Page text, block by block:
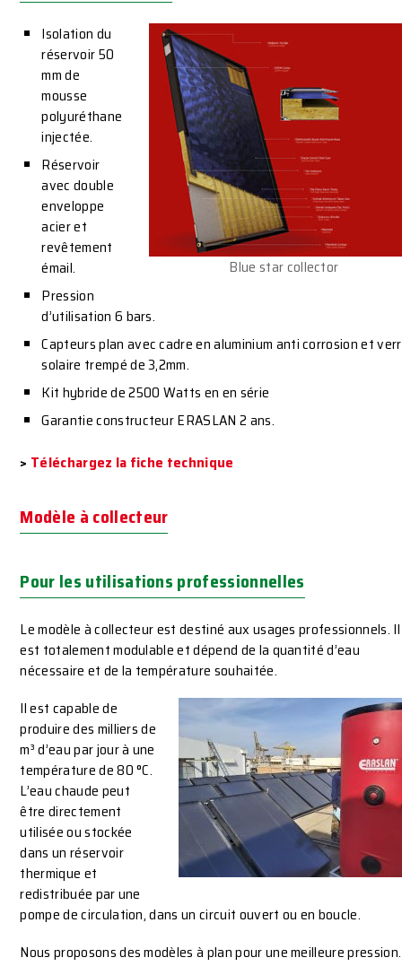
Blue star collector
Isolation du
réservoir 50
mm de
mousse
polyuréthane
injectée.
Réservoir
avec double
enveloppe
acier et
revêtement
émail.
Pression
d’utilisation 6 bars.
Capteurs plan avec cadre en aluminium anti corrosion et
solaire trempé de 3,2mm.
Kit hybride de 2500 Watts en en série
Garantie constructeur ERASLAN 2 ans.
> Téléchargez la fiche technique
Modèle à collecteur
Pour les utilisations professionnelles
Le modèle à collecteur est destiné aux usages professionnels. Il
est totalement modulable et dépend de la quantité d’eau
nécessaire et de la température souhaitée.
Il est capable de
produire des milliers de
m³ d’eau par jour à une
température de 80 °C.
L’eau chaude peut
être directement
utilisée ou stockée
dans un réservoir
thermique et
redistribuée par une
pompe de circulation, dans un circuit ouvert ou en boucle.
Nous proposons des modèles à plan pour une meilleure pression.